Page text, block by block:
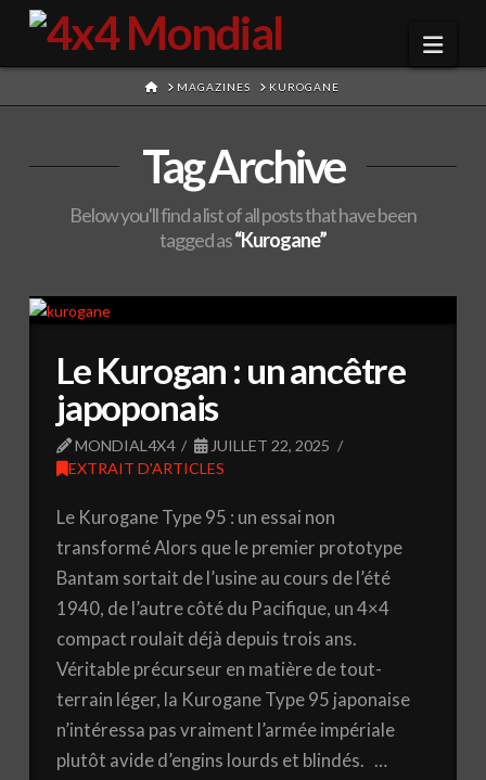
HOMEMAGAZINES KUROGANE
Tag Archive
Below you'll find a list of all posts that have been
tagged as“Kurogane”
Le Kurogan : un ancêtre
japoponais
MONDIAL4X4
JUILLET 22, 2025
EXTRAIT D'ARTICLES
Le Kurogane Type 95 : un essai non
transformé Alors que le premier prototype
Bantam sortait de l’usine au cours de l’été
1940, de l’autre côté du Pacifique, un 4×4
compact roulait déjà depuis trois ans.
Véritable précurseur en matière de tout-
terrain léger, la Kurogane Type 95 japonaise
n’intéressa pas vraiment l’armée impériale
plutôt avide d’engins lourds et blindés. …